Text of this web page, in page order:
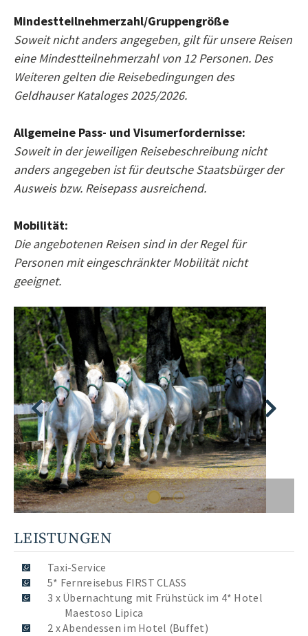
Mindestteilnehmerzahl/Gruppengröße
Soweit nicht anders angegeben, gilt für unsere Reisen
eine Mindestteilnehmerzahl von 12 Personen. Des
Weiteren gelten die Reisebedingungen des
Geldhauser Kataloges 2025/2026.
Allgemeine Pass- und Visumerfordernisse:
Soweit in der jeweiligen Reisebeschreibung nicht
anders angegeben ist für deutsche Staatsbürger der
Ausweis bzw. Reisepass ausreichend.
Mobilität:
Die angebotenen Reisen sind in der Regel für
Personen mit eingeschränkter Mobilität nicht
geeignet.
LEISTUNGEN
Taxi-Service
5* Fernreisebus FIRST CLASS
3 x Übernachtung mit Frühstück im 4* Hotel
Maestoso Lipica
2 x Abendessen im Hotel (Buffet)